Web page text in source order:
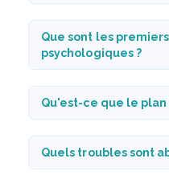
Que sont les
psychologiques ?
Qu'est-ce que le plan
Quels troubles sont